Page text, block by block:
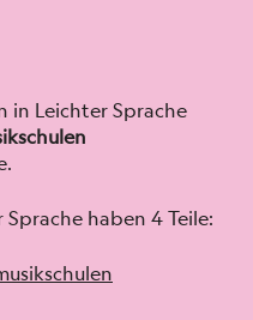
in Leichter Sprache
haben 4 Teile: